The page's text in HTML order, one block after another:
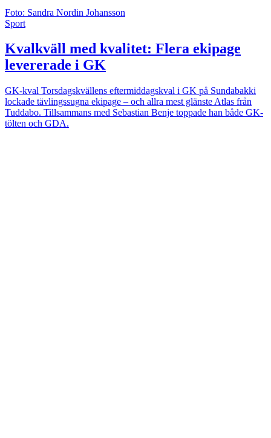
Foto: Sandra Nordin Johansson
Sport
Kvalkväll med kvalitet: Flera ekipage
levererade i GK
GK-kval Torsdagskvällens eftermiddagskval i GK på Sundabakki
lockade tävlingssugna ekipage – och allra mest glänste Atlas från
Tuddabo. Tillsammans med Sebastian Benje toppade han både GK-
tölten och GDA.